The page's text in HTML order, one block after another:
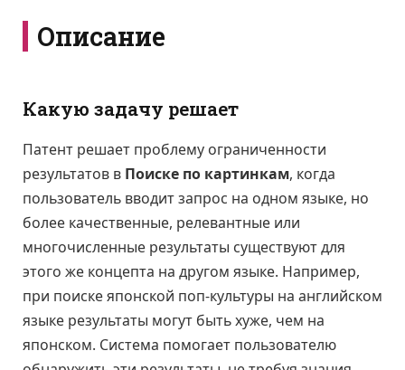
Описание
Какую задачу решает
Патент решает проблему ограниченности
результатов в Поиске по картинкам, когда
пользователь вводит запрос на одном языке, но
более качественные, релевантные или
многочисленные результаты существуют для
этого же концепта на другом языке. Например,
при поиске японской поп-культуры на английском
языке результаты могут быть хуже, чем на
японском. Система помогает пользователю